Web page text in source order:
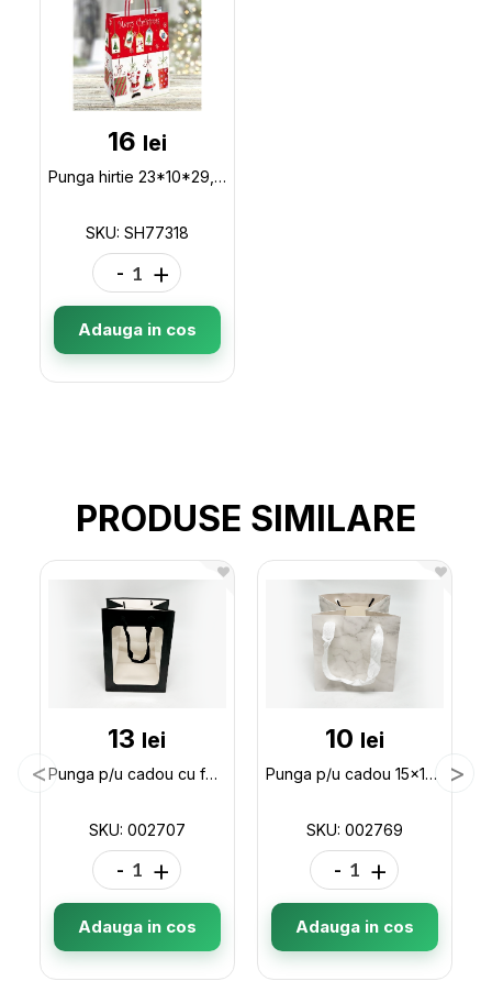
16 lei
Punga hirtie 23*10*29,SONIA SH77318
SKU: SH77318
- +
Adauga in cos
PRODUSE SIMILARE
13 lei
Punga p/u cadou cu fereastra 25*18*13 ML32-2 002707
SKU: 002707
- +
Adauga in cos
10 lei
Punga p/u cadou 15x15x15 (ML32-5) 002769
SKU: 002769
- +
Adauga in cos